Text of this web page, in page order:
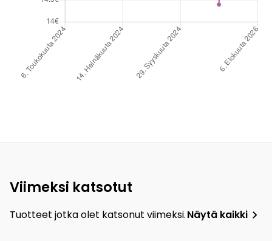
Viimeksi katsotut
Tuotteet jotka olet katsonut viimeksi.Näytä kaikki